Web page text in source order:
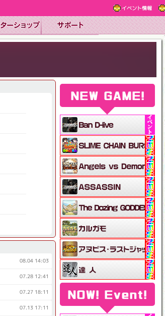
イベント情報
08.04 14:03
07.28 12:41
07.27 18:11
07.13 17:11
NEW GAME!
NOW! Event!